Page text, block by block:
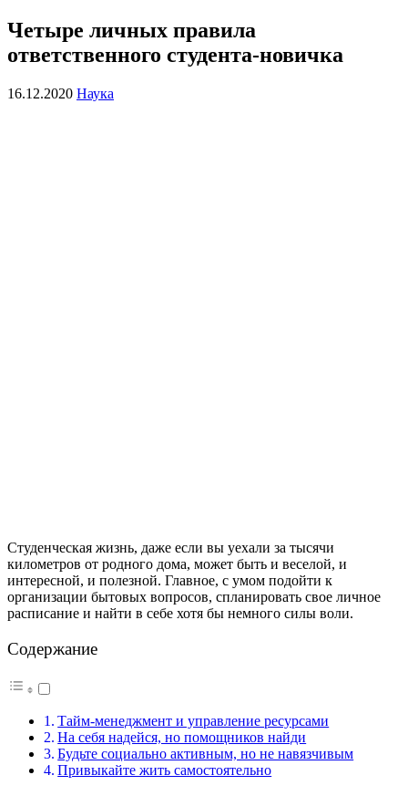
Четыре личных правила
ответственного студента-новичка
16.12.2020 Наука
Студенческая жизнь, даже если вы уехали за тысячи
километров от родного дома, может быть и веселой, и
интересной, и полезной. Главное, с умом подойти к
организации бытовых вопросов, спланировать свое личное
расписание и найти в себе хотя бы немного силы воли.
Содержание
Тайм-менеджмент и управление ресурсами
На себя надейся, но помощников найди
Будьте социально активным, но не навязчивым
Привыкайте жить самостоятельно